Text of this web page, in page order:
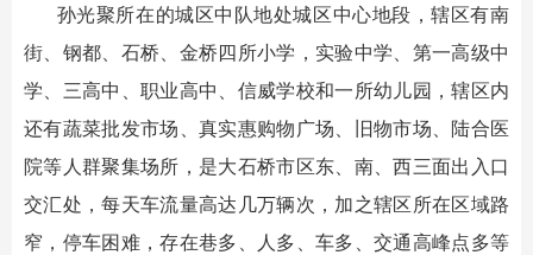
孙光聚所在的城区中队地处城区中心地段，辖区有南
街、钢都、石桥、金桥四所小学，实验中学、第一高级中
学、三高中、职业高中、信威学校和一所幼儿园，辖区内
还有蔬菜批发市场、真实惠购物广场、旧物市场、陆合医
院等人群聚集场所，是大石桥市区东、南、西三面出入口
交汇处，每天车流量高达几万辆次，加之辖区所在区域路
窄，停车困难，存在巷多、人多、车多、交通高峰点多等